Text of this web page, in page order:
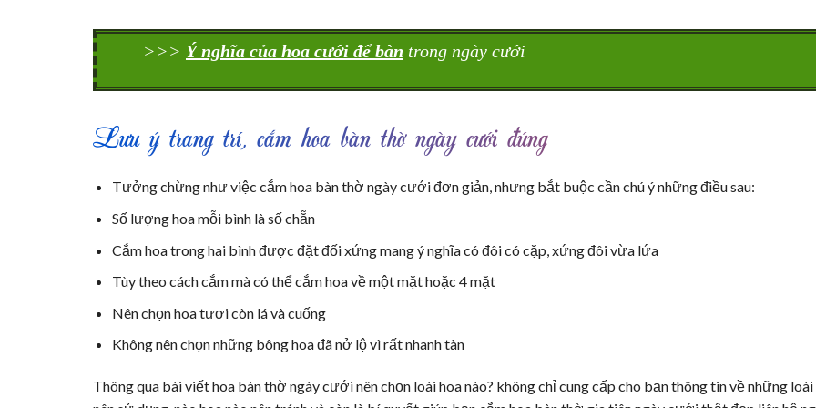
>>> Ý nghĩa của hoa cưới để bàn trong ngày cưới
Lưu ý trang trí, cắm hoa bàn thờ ngày cưới đúng
Tưởng chừng như việc cắm hoa bàn thờ ngày cưới đơn giản, nhưng bắt buộc cần chú ý những điều sau:
Số lượng hoa mỗi bình là số chẵn
Cắm hoa trong hai bình được đặt đối xứng mang ý nghĩa có đôi có cặp, xứng đôi vừa lứa
Tùy theo cách cắm mà có thể cắm hoa về một mặt hoặc 4 mặt
Nên chọn hoa tươi còn lá và cuống
Không nên chọn những bông hoa đã nở lộ vì rất nhanh tàn
Thông qua bài viết hoa bàn thờ ngày cưới nên chọn loài hoa nào? không chỉ cung cấp cho bạn thông tin về những loài